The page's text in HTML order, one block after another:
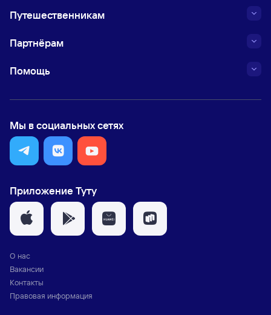
Путешественникам
Партнёрам
Помощь
Мы в социальных сетях
Приложение Туту
О нас
Вакансии
Контакты
Правовая информация